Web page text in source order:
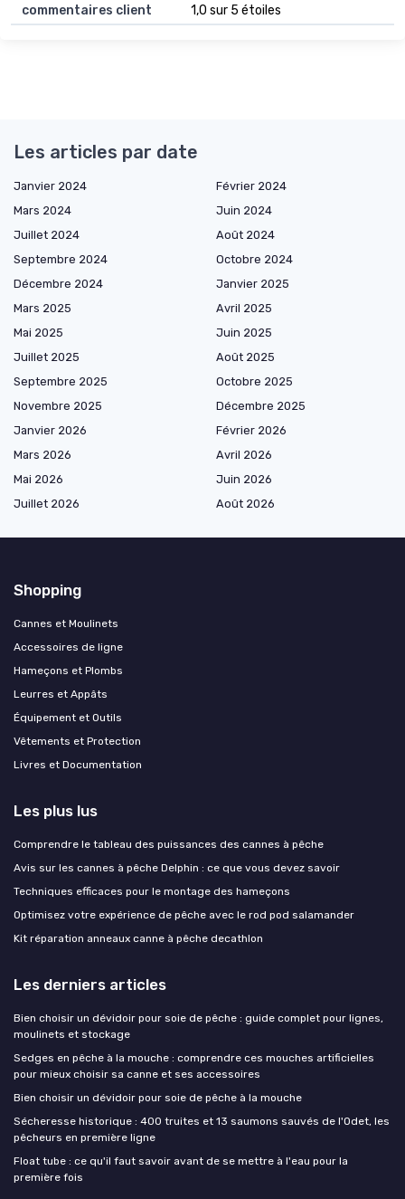
commentaires client
1,0 sur 5 étoiles
Les articles par date
Janvier 2024
Février 2024
Mars 2024
Juin 2024
Juillet 2024
Août 2024
Septembre 2024
Octobre 2024
Décembre 2024
Janvier 2025
Mars 2025
Avril 2025
Mai 2025
Juin 2025
Juillet 2025
Août 2025
Septembre 2025
Octobre 2025
Novembre 2025
Décembre 2025
Janvier 2026
Février 2026
Mars 2026
Avril 2026
Mai 2026
Juin 2026
Juillet 2026
Août 2026
Shopping
Cannes et Moulinets
Accessoires de ligne
Hameçons et Plombs
Leurres et Appâts
Équipement et Outils
Vêtements et Protection
Livres et Documentation
Les plus lus
Comprendre le tableau des puissances des cannes à pêche
Avis sur les cannes à pêche Delphin : ce que vous devez savoir
Techniques efficaces pour le montage des hameçons
Optimisez votre expérience de pêche avec le rod pod salamander
Kit réparation anneaux canne à pêche decathlon
Les derniers articles
Bien choisir un dévidoir pour soie de pêche : guide complet pour lignes,
moulinets et stockage
Sedges en pêche à la mouche : comprendre ces mouches artificielles
pour mieux choisir sa canne et ses accessoires
Bien choisir un dévidoir pour soie de pêche à la mouche
Sécheresse historique : 400 truites et 13 saumons sauvés de l'Odet, les
pêcheurs en première ligne
Float tube : ce qu'il faut savoir avant de se mettre à l'eau pour la
première fois